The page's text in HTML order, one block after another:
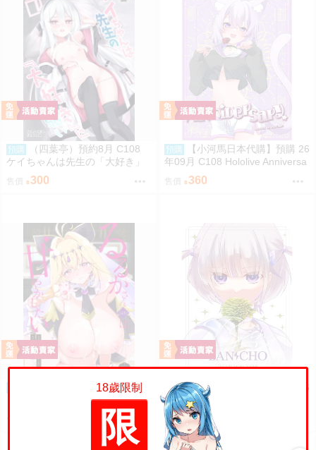
預購
（四葉亭）預約8月 C108
ケイちゃんは先生の「大好き」
に弱い morito
300
預購
【小河馬日本代購】預購 26
年09月 C108 Hololive Anniversa
ry 繪師:etomato
360
（四葉亭）預約8月 C108
るるかさん(43)は甘やかしたい
預購 【小河馬日本代購】預購 26
年09月 C108 Hololive BAN-CHO
繪師:めりる こまひと
售價 480
18歲限制
限